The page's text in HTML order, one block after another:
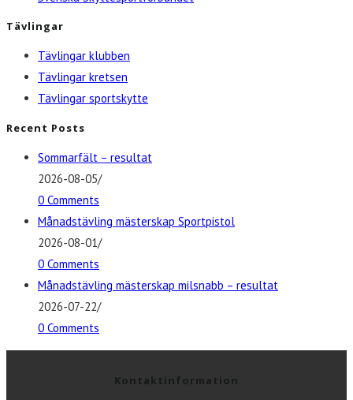
Tävlingar
Tävlingar klubben
Tävlingar kretsen
Tävlingar sportskytte
Recent Posts
Sommarfält – resultat
2026-08-05/
0 Comments
Månadstävling mästerskap Sportpistol
2026-08-01/
0 Comments
Månadstävling mästerskap milsnabb – resultat
2026-07-22/
0 Comments
Kontaktinformation